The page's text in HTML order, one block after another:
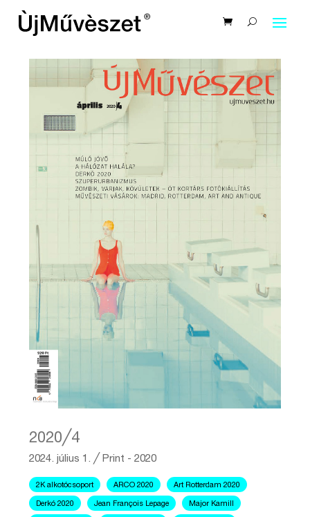
2020╱4
2024. július 1. ╱ Print - 2020
2K alkotócsoport ARCO 2020 Art Rotterdam 2020
Derkó 2020 Jean François Lepage Major Kamill